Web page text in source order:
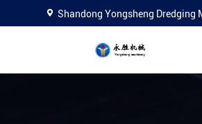
Shandong Yongsheng Dredging